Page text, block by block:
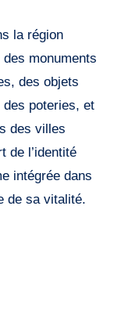
monuments
des objets
des poteries, et
des villes
de l’identité
intégrée dans
de sa vitalité.